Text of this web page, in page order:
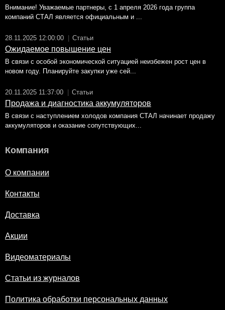
Внимание! Уважаемые партнеры, с 1 апреля 2026 года группа
компаний СТАЛ является официальным и ...
28.11.2025 12:00:00 Статьи
Ожидаемое повышение цен
В связи с особой экономической ситуацией неизбежен рост цен в
новом году. Планируйте закупки уже сей...
20.11.2025 11:37:00 Статьи
Продажа и диагностика аккумуляторов
В связи с наступлением холодов компания СТАЛ начинает продажу
аккумуляторов и оказание сопутствующих...
Компания
О компании
Контакты
Доставка
Акции
Видеоматериалы
Статьи из журналов
Политика обработки персональных данных